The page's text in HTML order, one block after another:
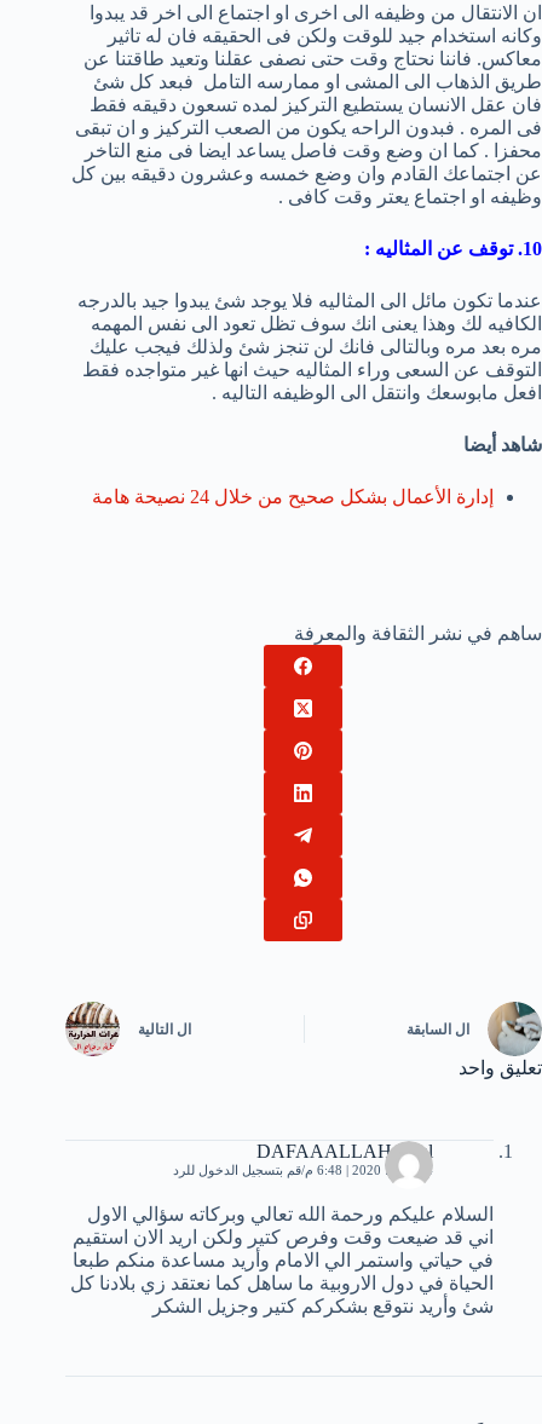
ان الانتقال من وظيفه الى اخرى او اجتماع الى اخر قد يبدوا
وكانه استخدام جيد للوقت ولكن فى الحقيقه فان له تاثير
معاكس. فاننا نحتاج وقت حتى نصفى عقلنا وتعيد طاقتنا عن
طريق الذهاب الى المشى او ممارسه التامل فبعد كل شئ
فان عقل الانسان يستطيع التركيز لمده تسعون دقيقه فقط
فى المره . فبدون الراحه يكون من الصعب التركيز و ان تبقى
محفزا . كما ان وضع وقت فاصل يساعد ايضا فى منع التاخر
عن اجتماعك القادم وان وضع خمسه وعشرون دقيقه بين كل
وظيفه او اجتماع يعتر وقت كافى .
10. توقف عن المثاليه :
عندما تكون مائل الى المثاليه فلا يوجد شئ يبدوا جيد بالدرجه
الكافيه لك وهذا يعنى انك سوف تظل تعود الى نفس المهمه
مره بعد مره وبالتالى فانك لن تنجز شئ ولذلك فيجب عليك
التوقف عن السعى وراء المثاليه حيث انها غير متواجده فقط
افعل مابوسعك وانتقل الى الوظيفه التاليه .
شاهد أيضا
إدارة الأعمال بشكل صحيح من خلال 24 نصيحة هامة
ساهم في نشر الثقافة والمعرفة
ال السابقة ال التالية
تعليق واحد
DAFAAALLAH Bilal
14 يوليو، 2020 | 6:48 م قم بتسجيل الدخول للرد
السلام عليكم ورحمة الله تعالي وبركاته سؤالي الاول
اني قد ضيعت وقت وفرص كتير ولكن اريد الان استقيم
في حياتي واستمر الي الامام وأريد مساعدة منكم طبعا
الحياة في دول الاروبية ما ساهل كما نعتقد زي بلادنا كل
شئ وأريد نتوقع بشكركم كتير وجزيل الشكر